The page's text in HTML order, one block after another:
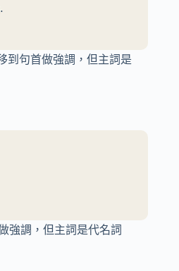
.
到句首做強調，但主詞是
強調，但主詞是代名詞